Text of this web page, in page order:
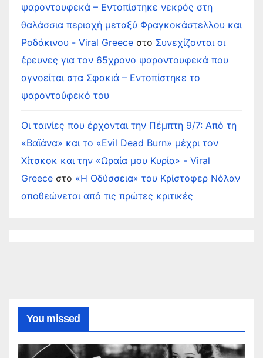
ψαροντουφεκά – Εντοπίστηκε νεκρός στη
θαλάσσια περιοχή μεταξύ Φραγκοκάστελλου και
Ροδάκινου - Viral Greece στο Συνεχίζονται οι
έρευνες για τον 65χρονο ψαροντουφεκά που
αγνοείται στα Σφακιά – Εντοπίστηκε το
ψαροντούφεκό του
Οι ταινίες που έρχονται την Πέμπτη 9/7: Από τη
«Βαϊάνα» και το «Evil Dead Burn» μέχρι τον
Χίτσκοκ και την «Ωραία μου Κυρία» - Viral
Greece στο «Η Οδύσσεια» του Κρίστοφερ Νόλαν
αποθεώνεται από τις πρώτες κριτικές
You missed